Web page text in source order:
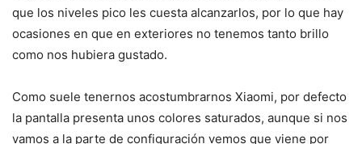
que los niveles pico les cuesta alcanzarlos, por lo que hay
ocasiones en que en exteriores no tenemos tanto brillo
como nos hubiera gustado.
Como suele tenernos acostumbrarnos Xiaomi, por defecto
la pantalla presenta unos colores saturados, aunque si nos
vamos a la parte de configuración vemos que viene por